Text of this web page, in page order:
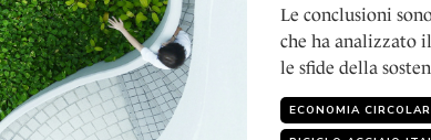
Le conclusioni
che ha analizzato
le sfide della
ECONOMIA